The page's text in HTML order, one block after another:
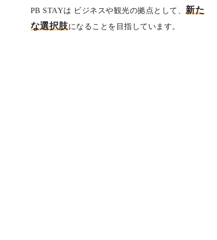
PB STAYは ビジネスや観光の拠点として、 新た
な選択肢になることを目指しています。